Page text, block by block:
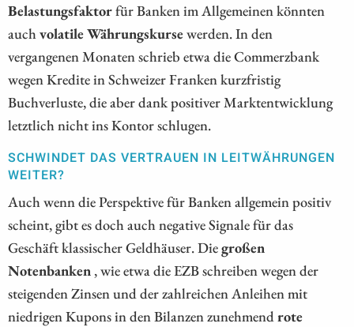
Belastungsfaktorfür Banken im Allgemeinen könnten
auchvolatile Währungskursewerden. In den
vergangenen Monaten schrieb etwa die Commerzbank
wegen Kredite in Schweizer Franken kurzfristig
Buchverluste, die aber dank positiver Marktentwicklung
letztlich nicht ins Kontor schlugen.
SCHWINDET DAS VERTRAUEN IN LEITWÄHRUNGEN
WEITER?
Auch wenn die Perspektive für Banken allgemein positiv
scheint, gibt es doch auch negative Signale für das
Geschäft klassischer Geldhäuser. Diegroßen
Notenbanken , wie etwa die EZB schreiben wegen der
steigenden Zinsen und der zahlreichen Anleihen mit
niedrigen Kupons in den Bilanzen zunehmendrote